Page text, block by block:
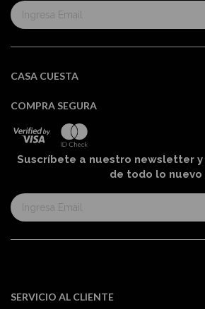
Suscríbase
al
informativo:
CASA CUESTA
COMPRA SEGURA
Suscríbete a nuestro newsletter
de todo lo nuevo
Suscríbase
al
informativo:
SERVICIO AL CLIENTE